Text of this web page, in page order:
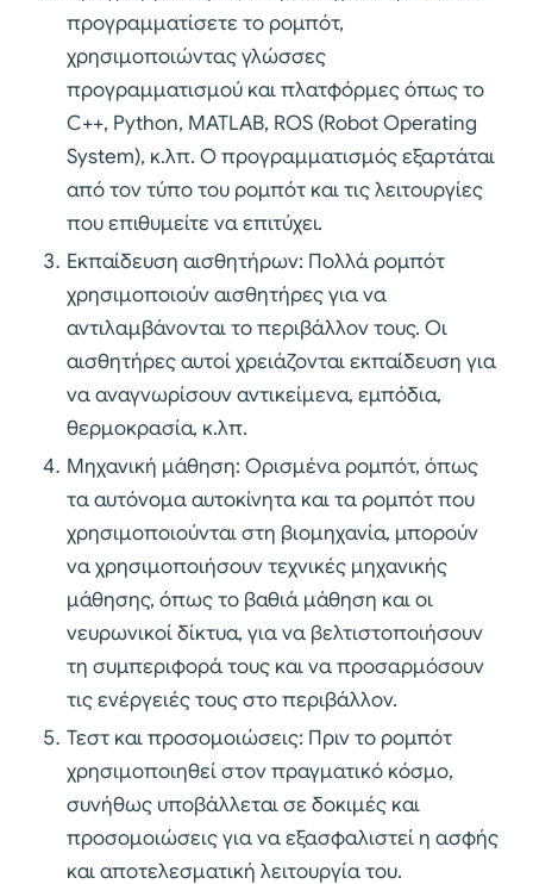
προγραμματίσετε το ρομπότ,
χρησιμοποιώντας γλώσσες
προγραμματισμού και πλατφόρμες όπως το
C++, Python, MATLAB, ROS (Robot Operating
System), κ.λπ. Ο προγραμματισμός εξαρτάται
από τον τύπο του ρομπότ και τις λειτουργίες
που επιθυμείτε να επιτύχει.
Εκπαίδευση αισθητήρων: Πολλά ρομπότ
χρησιμοποιούν αισθητήρες για να
αντιλαμβάνονται το περιβάλλον τους. Οι
αισθητήρες αυτοί χρειάζονται εκπαίδευση για
να αναγνωρίσουν αντικείμενα, εμπόδια,
θερμοκρασία, κ.λπ.
Μηχανική μάθηση: Ορισμένα ρομπότ, όπως
τα αυτόνομα αυτοκίνητα και τα ρομπότ που
χρησιμοποιούνται στη βιομηχανία, μπορούν
να χρησιμοποιήσουν τεχνικές μηχανικής
μάθησης, όπως το βαθιά μάθηση και οι
νευρωνικοί δίκτυα, για να βελτιστοποιήσουν
τη συμπεριφορά τους και να προσαρμόσουν
τις ενέργειές τους στο περιβάλλον.
Τεστ και προσομοιώσεις: Πριν το ρομπότ
χρησιμοποιηθεί στον πραγματικό κόσμο,
συνήθως υποβάλλεται σε δοκιμές και
προσομοιώσεις για να εξασφαλιστεί η ασφής
και αποτελεσματική λειτουργία του.